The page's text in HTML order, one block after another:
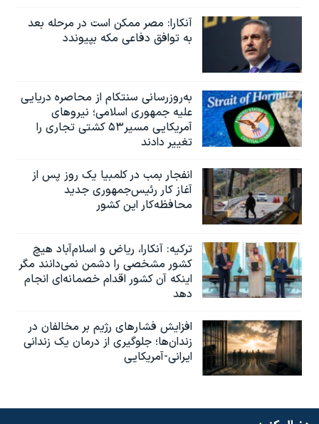
آنکارا: مصر ممکن است در مرحله بعد
به توافق دفاعی مکه بپیوندد
به‌روزرسانی سنتکام از محاصره دریایی
علیه جمهوری اسلامی؛ نیروهای
آمریکایی مسیر۵۳ کشتی تجاری را
تغییر دادند
انفجار بمب‌‌ در کلمبیا یک روز پس از
آغاز کار رئیس‌جمهوری جدید
محافظه‌کار این کشور
ترکیه: آنکارا، ریاض و اسلام‌آباد هیچ
کشور مشخصی را دشمن نمی‌دانند مگر
اینکه آن کشور اقدام خصمانه‌ای انجام
دهد
افزایش فشارهای رژیم بر مخالفان در
زندان‌ها؛ جلوگیری از درمان یک زندانی
ایرانی-آمریکایی